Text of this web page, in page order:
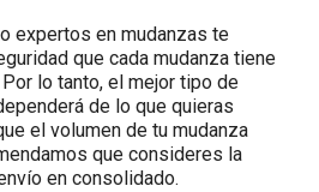
expertos en mudanzas te
que cada mudanza tiene
lo tanto, el mejor tipo de
de lo que quieras
el volumen de tu mudanza
que consideres la
en consolidado.